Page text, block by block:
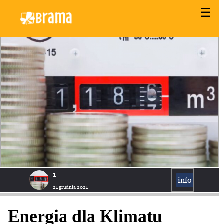
☰
1
21 grudnia 2021
info
Energia dla Klimatu